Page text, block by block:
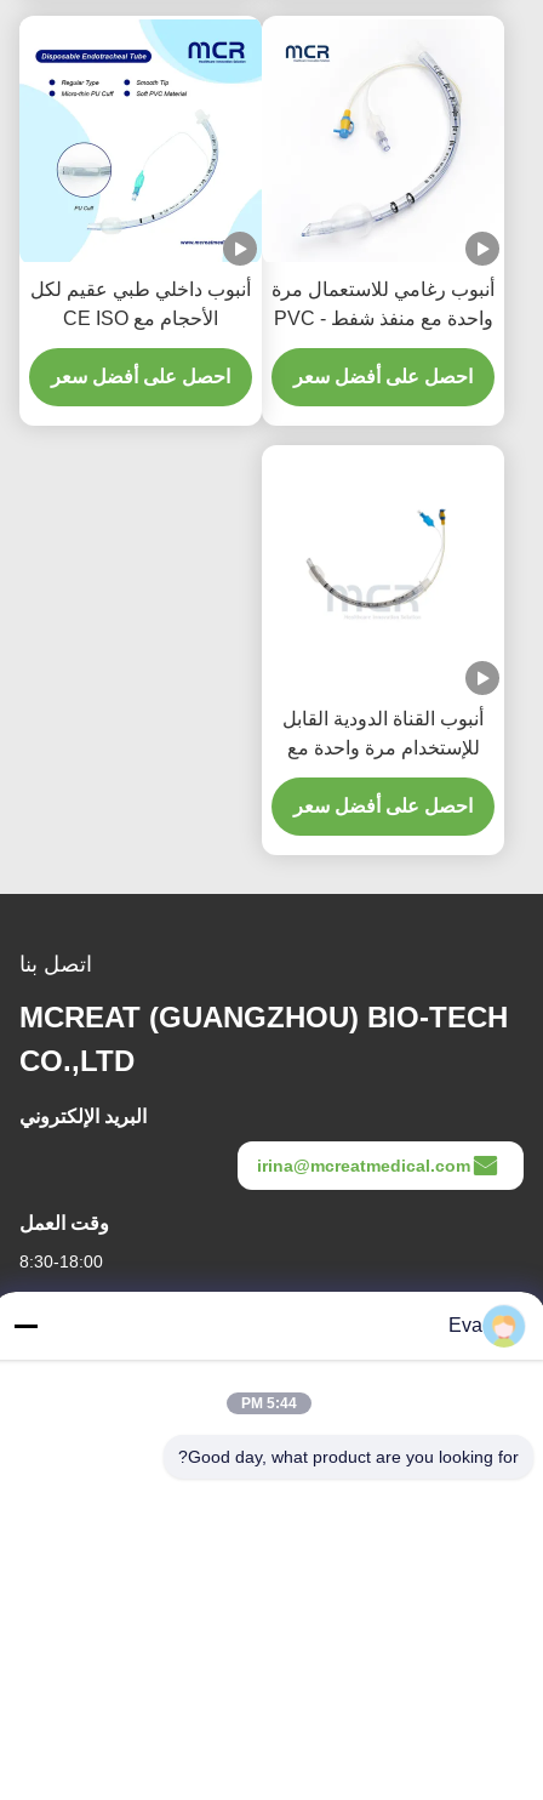
أنبوب رغامي للاستعمال مرة
واحدة مع منفذ شفط - PVC
شفاف خالي من DEHP
لضمان الجودة لمدة خمس
سنوات
احصل على أفضل سعر
أنبوب داخلي طبي عقيم لكل
الأحجام مع CE ISO
احصل على أفضل سعر
أنبوب القناة الدودية القابل
للإستخدام مرة واحدة مع
منفذ الشفط ذو الأصفاد
البوليتيكية الدقيقة
احصل على أفضل سعر
اتصل بنا
MCREAT (GUANGZHOU) BIO-TECH
CO.,LTD
البريد الإلكتروني
irina@mcreatmedical.com
وقت العمل
8:30-18:00
العنوان
الطابق الثالث، B15 منطقة هواشوانغ الصناعية، جينشان كون، مدينة
الهاتف
Eva
5:44 PM
Good day, what product are you looking for?